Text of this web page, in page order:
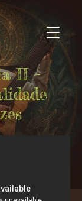
II –